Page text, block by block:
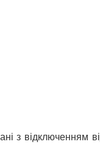
з відключенням